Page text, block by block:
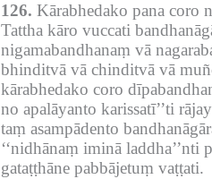
126. Kārabhedako pana coro
Tattha kāro vuccati
nigamabandhanaṃ vā
bhinditvā vā chinditvā vā
kārabhedako coro
no apalāyanto karissatī’’ti
taṃ asampādento
‘‘nidhānaṃ iminā
gataṭṭhāne pabbājetuṃ vaṭṭati.